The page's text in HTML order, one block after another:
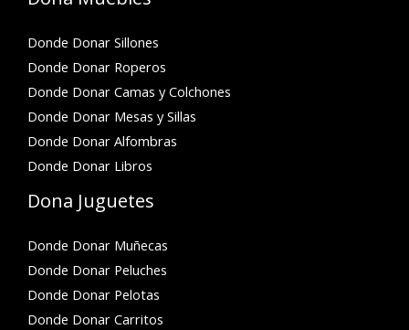
Donde Donar Sillones
Donde Donar Roperos
Donde Donar Camas y Colchones
Donde Donar Mesas y Sillas
Donde Donar Alfombras
Donde Donar Libros
Dona Juguetes
Donde Donar Muñecas
Donde Donar Peluches
Donde Donar Pelotas
Donde Donar Carritos